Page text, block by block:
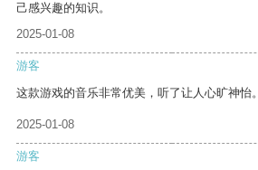
己感兴趣的知识。
2025-01-08
游客
这款游戏的音乐非常优美，听了让人心旷神怡。
2025-01-08
游客